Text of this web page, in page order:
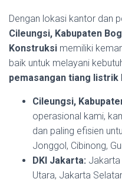
Dengan lokasi kantor dan
Cileungsi, Kabupaten
Konstruksi memiliki
baik untuk melayani
pemasangan tiang listrik
Cileungsi,
operasional kami,
dan paling efisien
Jonggol, Cibinong,
DKI Jakarta:
Utara, Jakarta